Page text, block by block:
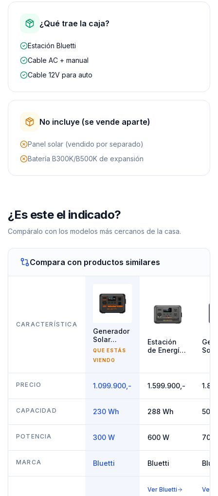
¿Qué trae la caja?
Estación Bluetti
Cable AC + manual
Cable 12V para auto
No incluye (se vende aparte)
Panel solar (vendido por separado)
Batería B300K/B500K de expansión
¿Es este el indicado?
Compáralo con los modelos más cercanos de la casa.
Compara con productos similares
CARACTERÍSTICA
Generador
Solar
300W
AC2P
QUE ESTÁS
VIENDO
Estación
de Energía
Premium
30 V2
320Wh
PRECIO 1.099.900,- 1.599.900,-
CAPACIDAD 230 Wh 288 Wh 504
POTENCIA 300 W 600 W 700
MARCA Bluetti Bluetti
Ver Bluetti Ver